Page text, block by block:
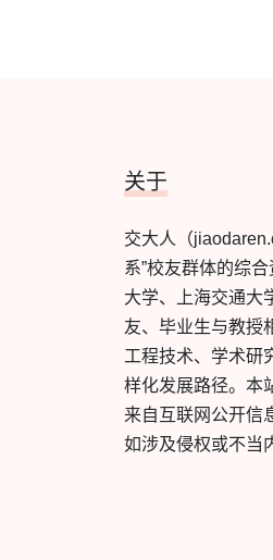
关于
交大人（
系”校友群体的综
大学、上海交通大
友、毕业生与教授
工程技术、学术研
样化发展路径。本
来自互联网公开信
如涉及侵权或不当